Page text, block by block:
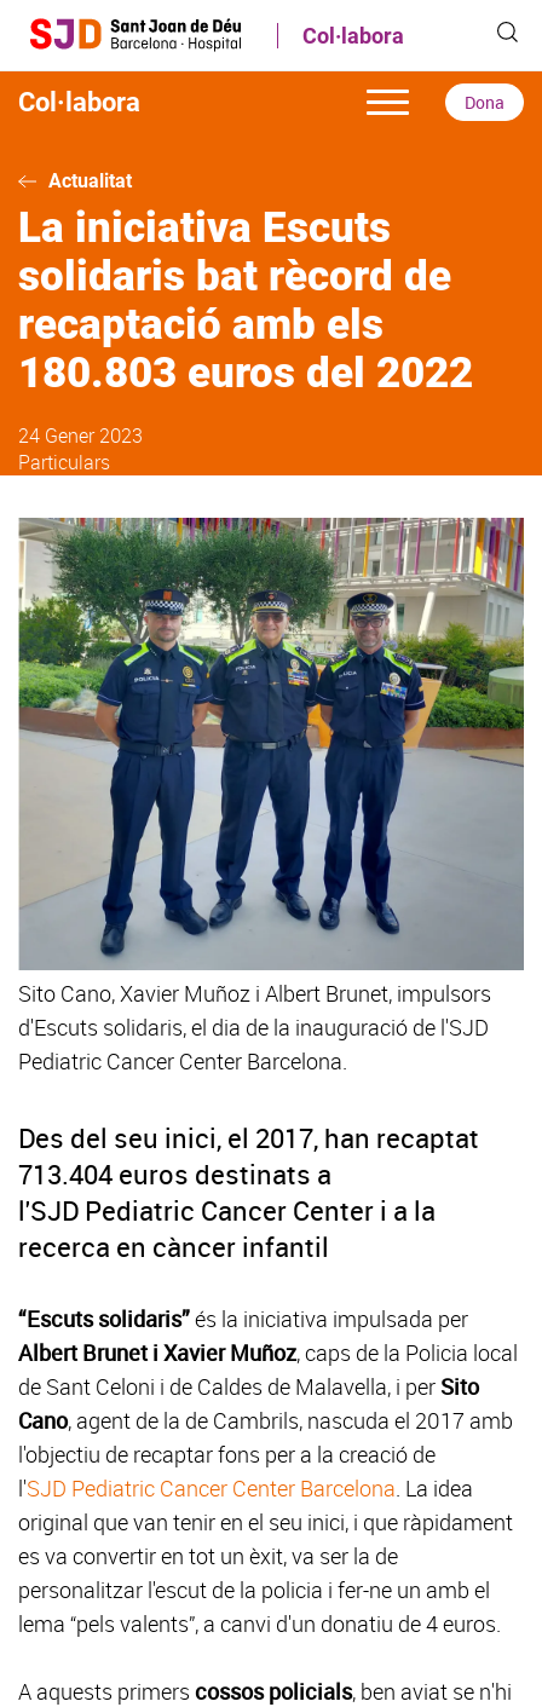
contingut
Col·labora
Col·labora Dona
Actualitat
La iniciativa Escuts
solidaris bat rècord de
recaptació amb els
180.803 euros del 2022
24 Gener 2023
Particulars
Sito Cano, Xavier Muñoz i Albert Brunet, impulsors
d'Escuts solidaris, el dia de la inauguració de l'SJD
Pediatric Cancer Center Barcelona.
Des del seu inici, el 2017, han recaptat
713.404 euros destinats a
l'SJD Pediatric Cancer Center i a la
recerca en càncer infantil
“Escuts solidaris”és la iniciativa impulsada per
Albert Brunet i Xavier Muñoz, caps de la Policia local
de Sant Celoni i de Caldes de Malavella, i per Sito
Cano, agent de la de Cambrils, nascuda el 2017 amb
l'objectiu de recaptar fons per a la creació de
l'SJD Pediatric Cancer Center Barcelona . La idea
original que van tenir en el seu inici, i que ràpidament
es va convertir en tot un èxit, va ser la de
personalitzar l'escut de la policia i fer-ne un amb el
lema “pels valents”, a canvi d'un donatiu de 4 euros.
A aquests primers cossos policials, ben aviat se n'hi